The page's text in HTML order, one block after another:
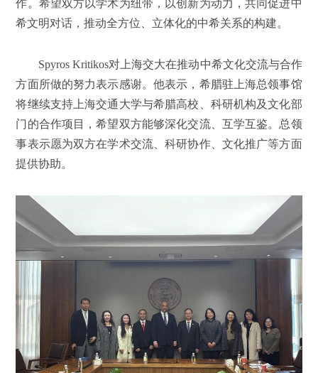
作。希望双方以学术为纽带，以创新为动力，共同促进中
希文明对话，推动全方位、立体化的中希关系的构建。
Spyros Kritikos对上海交大在推动中希文化交流与合作
方面所做的努力表示感谢。他表示，希腊驻上海总领事馆
将继续支持上海交通大学与希腊高校、科研机构及文化部
门的合作项目，希望双方能够深化交流、互学互鉴。总领
事表示愿为双方在学术交流、科研协作、文化推广等方面
提供协助。